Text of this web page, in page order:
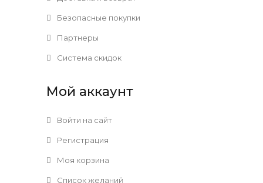
Безопасные покупки
Партнеры
Система скидок
Мой аккаунт
Войти на сайт
Регистрация
Моя корзина
Список желаний